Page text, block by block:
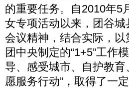
的重要任务。自2010年5
女专项活动以来，团谷
会议精神，结合实际，以
团中央制定的“1+5”工作
导、感受城市、自护教
愿服务行动”，取得了一